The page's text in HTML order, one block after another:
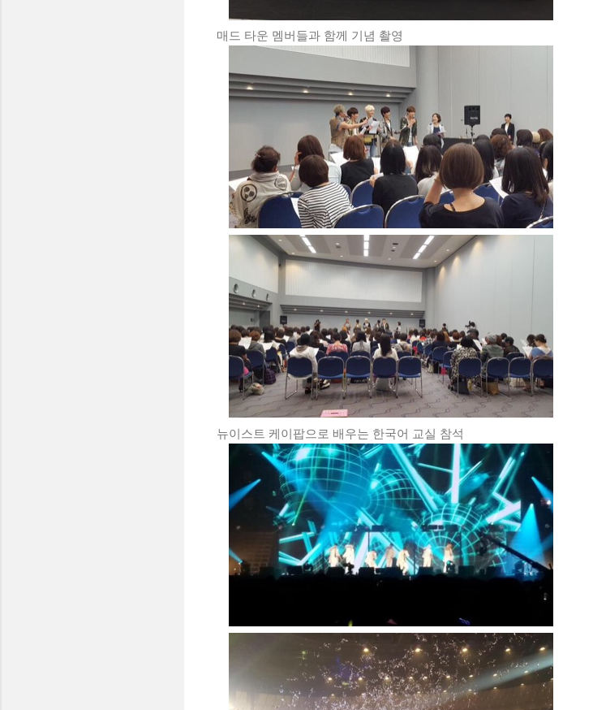
매드 타운 멤버들과 함께 기념 촬영
뉴이스트 케이팝으로 배우는 한국어 교실 참석